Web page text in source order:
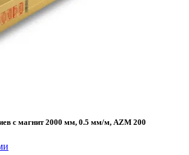
с магнит 2000 мм, 0.5 мм/м, AZM 200